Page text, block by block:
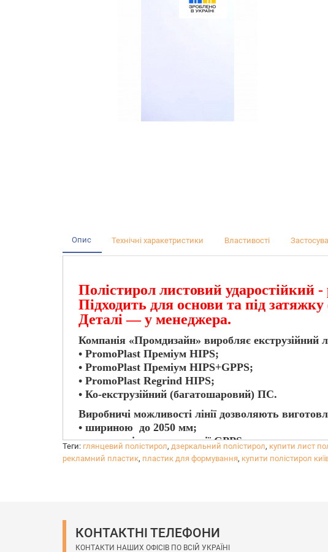
Опис Технічні харакетристики Властивості
Полістирол листовий ударостійкий
Підходить для основи та під
Деталі — у менеджера.
Компанія «Промдизайн» виробляє екструзійний
• PromoPlast Преміум HIPS;
• PromoPlast Преміум HIPS+GPPS;
• PromoPlast Regrind HIPS;
• Ко-екструзійний (багатошаровий) ПС.
Виробничі можливості лінії дозволяють
• шириною до 2050 мм;
• з можливістю соекструзії GPPS;
• товщиною від 0,8 мм до 6 мм
• При формовці полістиролу PromoPlast
неоднорідності на поверхні.
Теги: глянцевий полістирол, дзеркальний полістирол, купити лист
рекламний пластик, пластик для формування, купити полістирол
КОНТАКТНІ ТЕЛЕФОНИ
КОНТАКТИ НАШИХ ОФІСІВ ПО ВСІЙ УКРАЇНІ